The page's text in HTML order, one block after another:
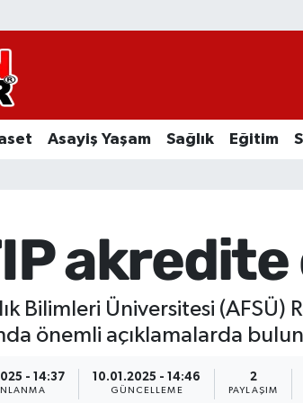
Asayiş Yaşam Sağlık Eğitim
Bilimleri Üniversitesi
önemli açıklamalarda
- 14:37 10.01.2025 - 14:46
GÜNCELLEME
2
PAYLAŞIM